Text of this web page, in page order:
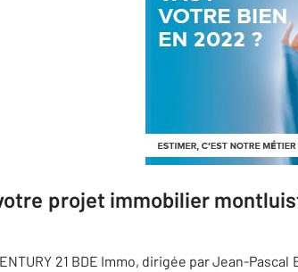
projet immobilier
21 BDE Immo, dirigée par Jean-